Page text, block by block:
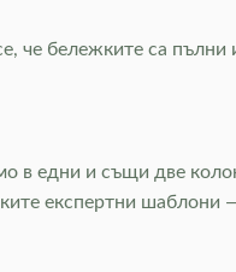
че бележките са
едни и същи две
експертни шаблони